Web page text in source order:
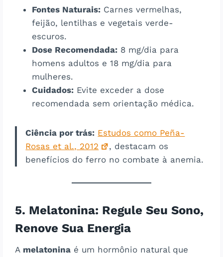
Fontes Naturais: Carnes vermelhas,
feijão, lentilhas e vegetais verde-
escuros.
Dose Recomendada: 8 mg/dia para
homens adultos e 18 mg/dia para
mulheres.
Cuidados: Evite exceder a dose
recomendada sem orientação médica.
Ciência por trás: Estudos como Peña-
Rosas et al., 2012
, destacam os
benefícios do ferro no combate à anemia.
5. Melatonina: Regule Seu Sono,
Renove Sua Energia
A melatonina é um hormônio natural que